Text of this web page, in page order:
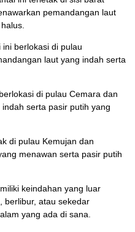
pemandangan laut
ini berlokasi di pulau
laut yang indah serta
di pulau Cemara dan
serta pasir putih yang
di pulau Kemujan dan
menawan serta pasir putih
keindahan yang luar
berlibur, atau sekedar
yang ada di sana.